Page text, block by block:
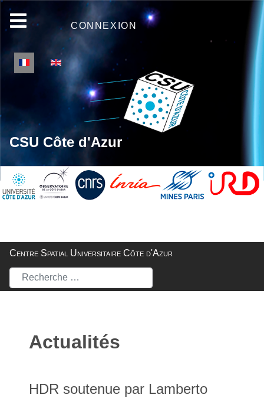
CONNEXION
Sélectionnez votre langue
CSU Côte d'Azur
Centre Spatial Universitaire Côte d'Azur
Rechercher
Actualités
HDR soutenue par Lamberto